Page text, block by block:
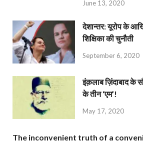
June 13, 2020
देशान्‍तर: यूरोप के
शिक्षिका की चुनौती
September 6, 2020
इंक़लाब ज़िंदाबाद के
के तीन ‘एम’!
May 17, 2020
The inconvenient truth of a